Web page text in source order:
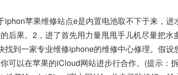
iphon苹果维修站点e是内置电池取不下于来，
后果。2，进了首先用力量甩甩手儿机尽量把水
到一家专业维修iphone的维修中心修理。假
可以在苹果的iCloud网站进步行合作。(提示：